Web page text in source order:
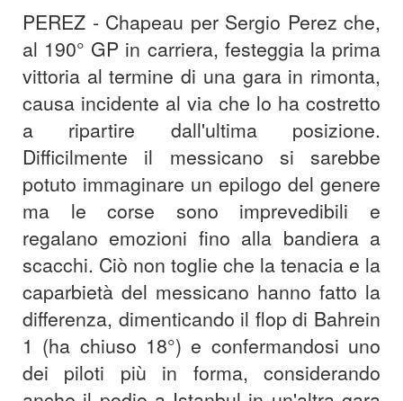
PEREZ - Chapeau per Sergio Perez che,
al 190° GP in carriera, festeggia la prima
vittoria al termine di una gara in rimonta,
causa incidente al via che lo ha costretto
a ripartire dall'ultima posizione.
Difficilmente il messicano si sarebbe
potuto immaginare un epilogo del genere
ma le corse sono imprevedibili e
regalano emozioni fino alla bandiera a
scacchi. Ciò non toglie che la tenacia e la
caparbietà del messicano hanno fatto la
differenza, dimenticando il flop di Bahrein
1 (ha chiuso 18°) e confermandosi uno
dei piloti più in forma, considerando